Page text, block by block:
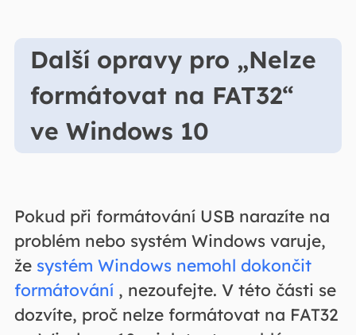
Další opravy pro „Nelze
formátovat na FAT32“
ve Windows 10
Pokud při formátování USB narazíte na
problém nebo systém Windows varuje,
že systém Windows nemohl dokončit
formátování, nezoufejte. V této části se
dozvíte, proč nelze formátovat na FAT32